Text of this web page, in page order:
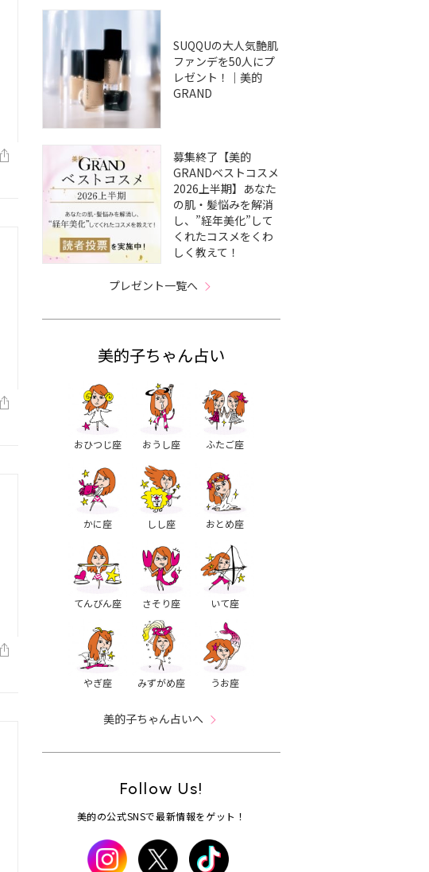
SUQQUの大人気艶肌
ファンデを50人にプ
レゼント！｜美的
GRAND
募集終了【美的
GRANDベストコスメ
2026上半期】あなた
の肌・髪悩みを解消
し、”経年美化”して
くれたコスメをくわ
しく教えて！
プレゼント一覧へ
美的子ちゃん占い
おひつじ座 おうし座 ふたご座
かに座 しし座 おとめ座
てんびん座 さそり座 いて座
やぎ座 みずがめ座 うお座
美的子ちゃん占いへ
Follow Us!
美的の公式SNSで最新情報をゲット！